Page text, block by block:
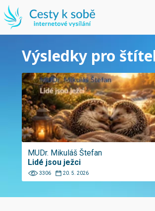
Výsledky pro
MUDr. Mikuláš Štefan
Lidé jsou ježci
3306 20. 5. 2026